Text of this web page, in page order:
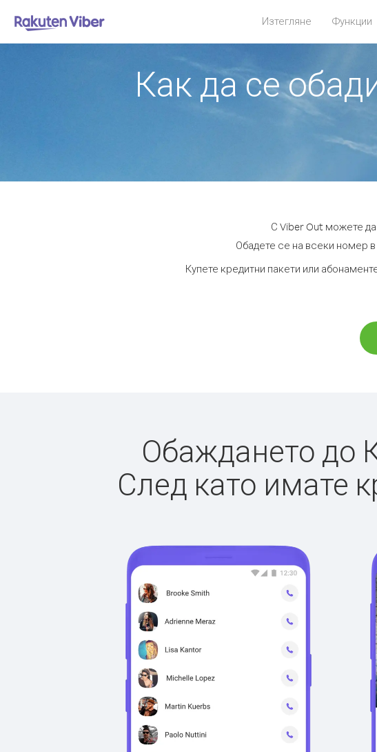
Изтегляне Функции
Как да се
С Viber Out можете
Обадете се на всеки номер
Купете кредитни пакети или
Обаждането до
След като имате